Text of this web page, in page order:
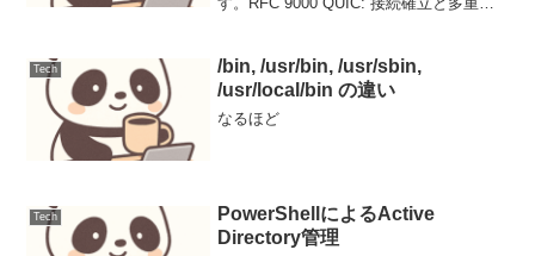
ティ、および信頼性の向上を追求してき
ました...
Tech
/bin, /usr/bin, /usr/sbin,
/usr/local/bin の違い
なるほど
Tech
PowerShellによるActive
Directory管理